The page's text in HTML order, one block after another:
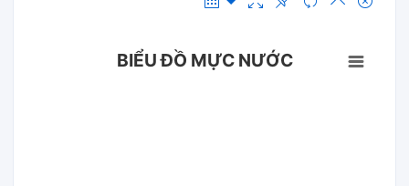
BIỂU ĐỒ MỰC NƯỚC